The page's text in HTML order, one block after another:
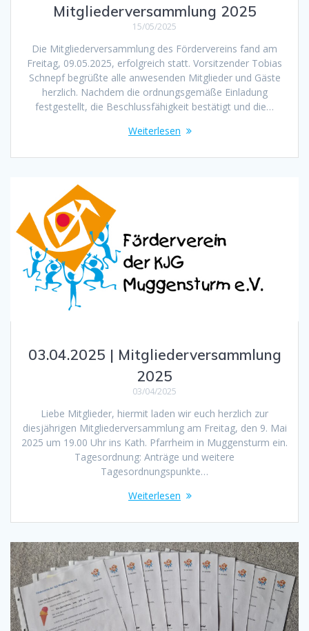
Mitgliederversammlung 2025
15/05/2025
Die Mitgliederversammlung des Fördervereins fand am
Freitag, 09.05.2025, erfolgreich statt. Vorsitzender Tobias
Schnepf begrüßte alle anwesenden Mitglieder und Gäste
herzlich. Nachdem die ordnungsgemäße Einladung
festgestellt, die Beschlussfähigkeit bestätigt und die…
Weiterlesen
03.04.2025 | Mitgliederversammlung
2025
03/04/2025
Liebe Mitglieder, hiermit laden wir euch herzlich zur
diesjährigen Mitgliederversammlung am Freitag, den 9. Mai
2025 um 19.00 Uhr ins Kath. Pfarrheim in Muggensturm ein.
Tagesordnung: Anträge und weitere
Tagesordnungspunkte…
Weiterlesen